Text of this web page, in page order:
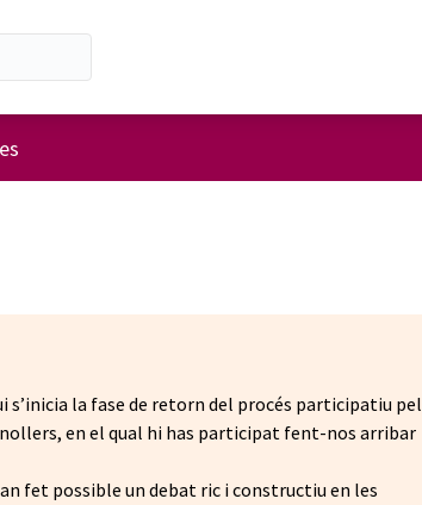
s’inicia la fase de retorn del procés participatiu pel
en el qual hi has participat fent-nos arribar
fet possible un debat ric i constructiu en les